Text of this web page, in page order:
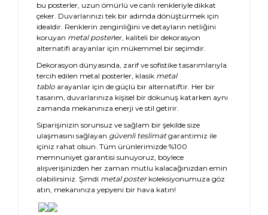
bu posterler, uzun ömürlü ve canlı renkleriyle dikkat
çeker. Duvarlarınızı tek bir adımda dönüştürmek için
idealdir. Renklerin zenginliğini ve detayların netliğini
koruyan metal posterler, kaliteli bir dekorasyon
alternatifi arayanlar için mükemmel bir seçimdir.
Dekorasyon dünyasında, zarif ve sofistike tasarımlarıyla
tercih edilen metal posterler, klasik metal
tablo arayanlar için de güçlü bir alternatiftir. Her bir
tasarım, duvarlarınıza kişisel bir dokunuş katarken aynı
zamanda mekanınıza enerji ve stil getirir.
Siparişinizin sorunsuz ve sağlam bir şekilde size
ulaşmasını sağlayan güvenli teslimatgarantimiz ile
içiniz rahat olsun. Tüm ürünlerimizde %100
memnuniyet garantisi sunuyoruz, böylece
alışverişinizden her zaman mutlu kalacağınızdan emin
olabilirsiniz. Şimdi metal posterkoleksiyonumuza göz
atın, mekanınıza yepyeni bir hava katın!